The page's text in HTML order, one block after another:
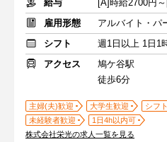
給与
雇用形態
アルバイト・パ
シフト
週1日以上 1日1
アクセス
鳩ケ谷駅
徒歩6分
主婦(夫)歓迎 大学生歓迎
シフ
未経験者歓迎
1日4h以内可
株式会社栄光の求人一覧を見る